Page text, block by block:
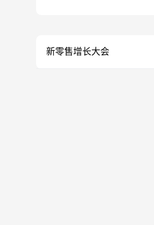
新零售增长大会